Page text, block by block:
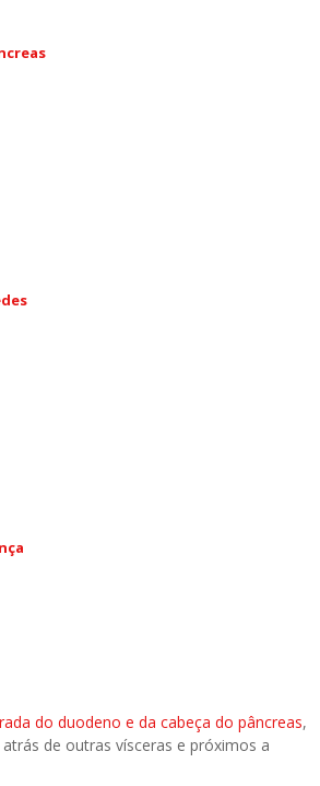
do duodeno e da cabeça do pâncreas,
de outras vísceras e próximos a